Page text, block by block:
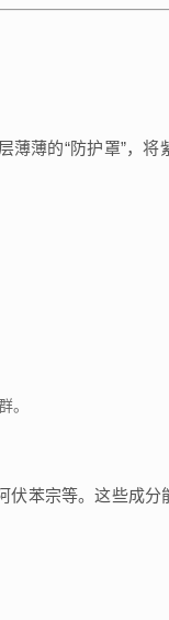
薄的“防护罩”，
。
苯宗等。这些成